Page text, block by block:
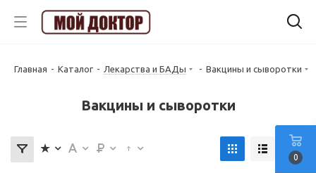
Главная - Каталог - Лекарства и БАДы - Вакцины и сыворотки
Вакцины и сыворотки
0